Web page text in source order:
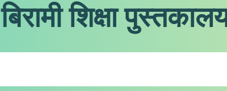
बिरामी शिक्षा